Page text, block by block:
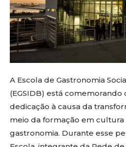
A Escola de Gastronomia
(EGSIDB) está comemorando
dedicação à causa da
meio da formação em cultura
gastronomia. Durante esse